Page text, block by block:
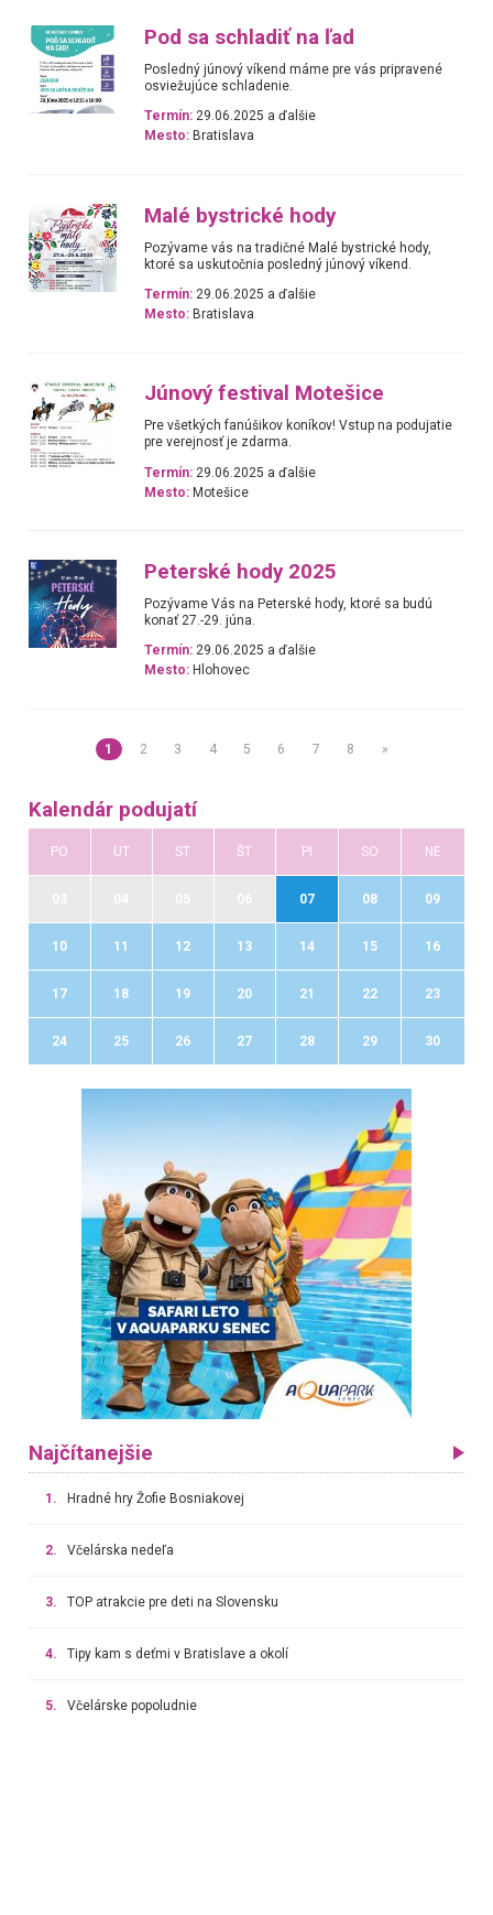
Pod sa schladiť na ľad
Posledný júnový víkend máme pre vás pripravené
osviežujúce schladenie.
Termín: 29.06.2025 a ďalšie
Mesto: Bratislava
Malé bystrické hody
Pozývame vás na tradičné Malé bystrické hody,
ktoré sa uskutočnia posledný júnový víkend.
Termín: 29.06.2025 a ďalšie
Mesto: Bratislava
Júnový festival Motešice
Pre všetkých fanúšikov koníkov! Vstup na podujatie
pre verejnosť je zdarma.
Termín: 29.06.2025 a ďalšie
Mesto: Motešice
Peterské hody 2025
Pozývame Vás na Peterské hody, ktoré sa budú
konať 27.-29. júna.
Termín: 29.06.2025 a ďalšie
Mesto: Hlohovec
1 2 3 4 5 6 7 8 »
Kalendár podujatí
PO UT ST ŠT PI SO NE
07 08 09
10 11 12 13 14 15 16
17 18 19 20 21 22 23
24 25 26 27 28 29 30
Najčítanejšie
1. Hradné hry Žofie Bosniakovej
2. Včelárska nedeľa
3. TOP atrakcie pre deti na Slovensku
4. Tipy kam s deťmi v Bratislave a okolí
5. Včelárske popoludnie